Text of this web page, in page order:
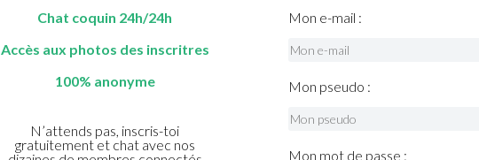
Chat coquin 24h/24h
Accès aux photos des inscritres
100% anonyme
N’attends pas, inscris-toi
gratuitement et chat avec nos
Mon e-mail :
Mon pseudo :
Mon mot de passe :